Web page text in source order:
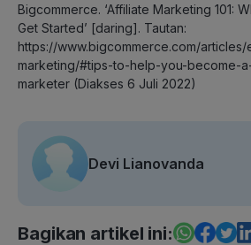
Bigcommerce. ‘Affiliate Marketing 101:
Get Started’ [daring]. Tautan:
https://www.bigcommerce.com/
marketing/#tips-to-help-you-become-
marketer (Diakses 6 Juli 2022)
Devi Lianovanda
Bagikan artikel ini: